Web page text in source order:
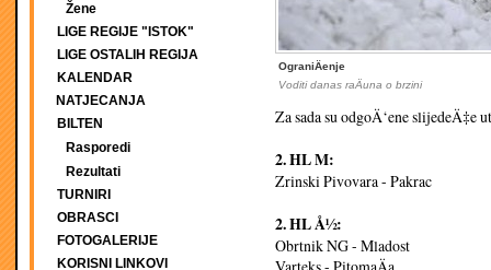
Žene
LIGE REGIJE "ISTOK"
LIGE OSTALIH REGIJA
KALENDAR
NATJECANJA
BILTEN
Rasporedi
Rezultati
TURNIRI
OBRASCI
FOTOGALERIJE
KORISNI LINKOVI
OgraniÄenje
Voditi danas raÄuna o brzini
Za sada su odgoÄ‘ene slijedeÄ‡e
2. HL M:
Zrinski Pivovara - Pakrac
2. HL Å½:
Obrtnik NG - Mladost